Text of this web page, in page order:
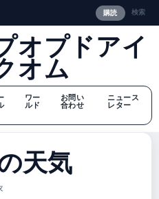
購読 検索
オプドアイ
オム
ワー
ルド
お問い
合わせ
ニュース
レター
天気